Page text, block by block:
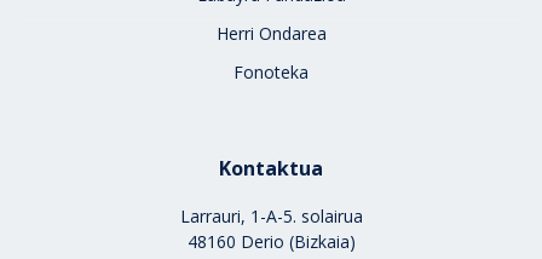
Herri Ondarea
Fonoteka
Kontaktua
Larrauri, 1-A-5. solairua
48160 Derio (Bizkaia)